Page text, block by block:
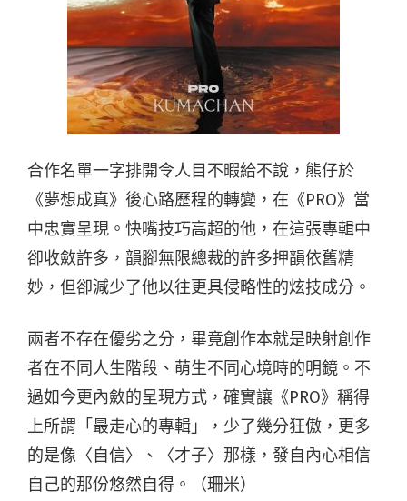
合作名單一字排開令人目不暇給不說，熊仔於
《夢想成真》後心路歷程的轉變，在《PRO》當
中忠實呈現。快嘴技巧高超的他，在這張專輯中
卻收斂許多，韻腳無限總裁的許多押韻依舊精
妙，但卻減少了他以往更具侵略性的炫技成分。
兩者不存在優劣之分，畢竟創作本就是映射創作
者在不同人生階段、萌生不同心境時的明鏡。不
過如今更內斂的呈現方式，確實讓《PRO》稱得
上所謂「最走心的專輯」，少了幾分狂傲，更多
的是像〈自信〉、〈才子〉那樣，發自內心相信
自己的那份悠然自得。（珊米）